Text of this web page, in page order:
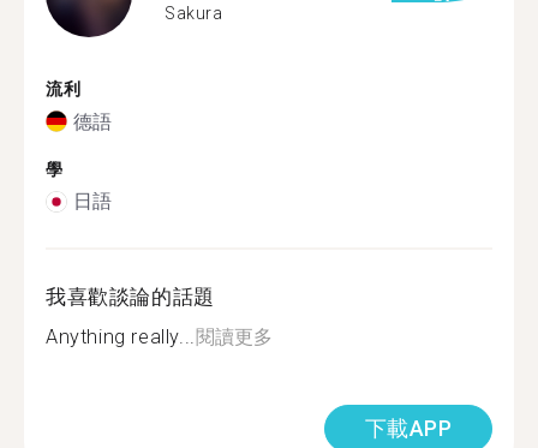
Sakura
流利
德語
學
日語
我喜歡談論的話題
Anything really...閱讀更多
下載APP